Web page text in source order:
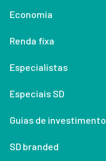
Economia
Renda fixa
Especialistas
Especiais SD
Guias de investimento
SD branded